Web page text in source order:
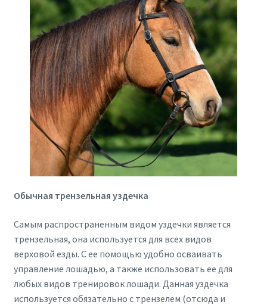
Обычная трензельная уздечка
Самым распространенным видом уздечки является
трензельная, она используется для всех видов
верховой езды. С ее помощью удобно осваивать
управление лошадью, а также использовать ее для
любых видов тренировок лошади. Данная уздечка
используется обязательно с трензелем (отсюда и